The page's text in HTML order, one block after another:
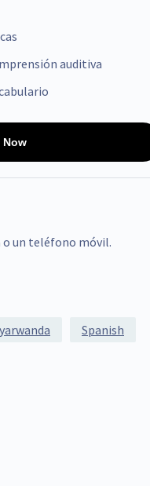
auditiva
Now
un teléfono móvil.
Spanish